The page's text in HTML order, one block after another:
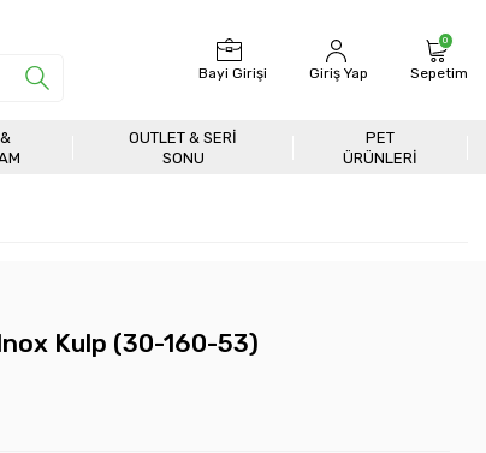
Bayi Girişi Giriş Yap
0
Sepetim
OUTLET & SERI
SONU
PET
ÜRÜNLERİ
Kulp (30-160-53)